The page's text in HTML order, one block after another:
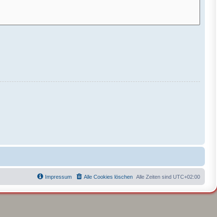
Alle Zeiten sind UTC+02:00
Alle Cookies löschen
Impressum